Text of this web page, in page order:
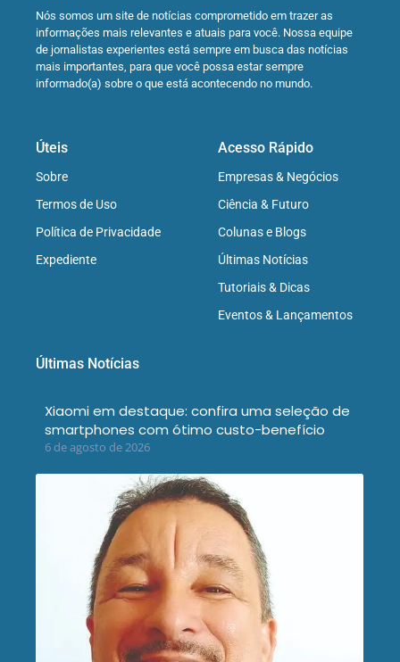
Nós somos um site de notícias comprometido em trazer as
informações mais relevantes e atuais para você. Nossa equipe
de jornalistas experientes está sempre em busca das notícias
mais importantes, para que você possa estar sempre
informado(a) sobre o que está acontecendo no mundo.
Úteis
Sobre
Termos de Uso
Política de Privacidade
Expediente
Acesso Rápido
Empresas & Negócios
Ciência & Futuro
Colunas e Blogs
Últimas Notícias
Tutoriais & Dicas
Eventos & Lançamentos
Últimas Notícias
Xiaomi em destaque: confira uma seleção de
smartphones com ótimo custo-benefício
6 de agosto de 2026